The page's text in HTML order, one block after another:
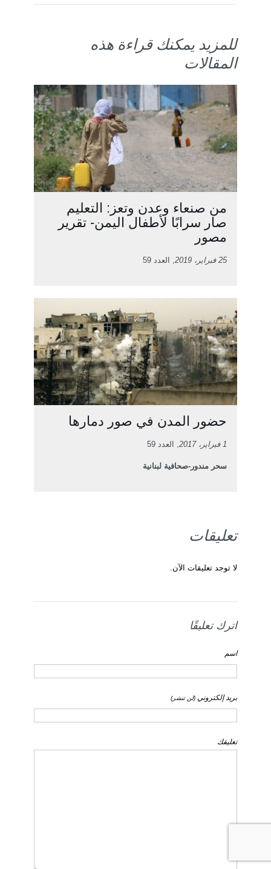
للمزيد يمكنك قراءة هذه
المقالات
من صنعاء وعدن وتعز: التعليم
صار سرابًا لأطفال اليمن- تقرير
مصور
25 فبراير، 2019 , العدد 59
حضور المدن في صور دمارها
1 فبراير، 2017 , العدد 59
سحر مندور-صحافية لبنانية
تعليقات
لا توجد تعليقات الآن.
اترك تعليقًا
اسم
بريد إلكتروني (لن تنشر)
تعليقك